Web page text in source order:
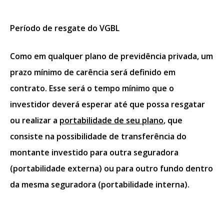
Período de resgate do VGBL
Como em qualquer plano de previdência privada, um
prazo mínimo de carência será definido em
contrato. Esse será o tempo mínimo que o
investidor deverá esperar até que possa resgatar
ou realizar a portabilidade de seu plano, que
consiste na possibilidade de transferência do
montante investido para outra seguradora
(portabilidade externa) ou para outro fundo dentro
da mesma seguradora (portabilidade interna).